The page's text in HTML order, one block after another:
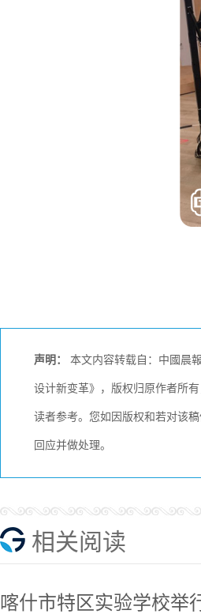
声明： 本文内容转载自：中國晨
设计新变革》，版权归原作者所
读者参考。您如因版权和若对该
回应并做处理。
相关阅读
喀什市特区实验学校举